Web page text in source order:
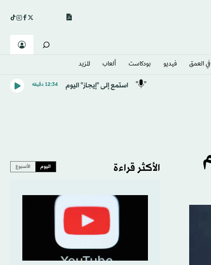
في العمق فيديو بودكاست ألعاب المزيد
استمع إلى "إيجاز" اليوم 12:34 دقيقه
الأكثر قراءة اليوم الأسبوع